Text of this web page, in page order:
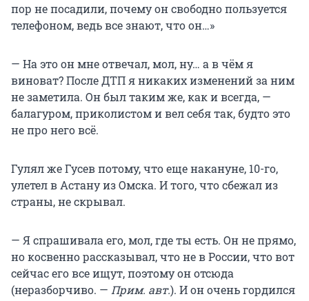
пор не посадили, почему он свободно пользуется
телефоном, ведь все знают, что он…»
— На это он мне отвечал, мол, ну… а в чём я
виноват? После ДТП я никаких изменений за ним
не заметила. Он был таким же, как и всегда, —
балагуром, приколистом и вел себя так, будто это
не про него всё.
Гулял же Гусев потому, что еще накануне, 10-го,
улетел в Астану из Омска. И того, что сбежал из
страны, не скрывал.
— Я спрашивала его, мол, где ты есть. Он не прямо,
но косвенно рассказывал, что не в России, что вот
сейчас его все ищут, поэтому он отсюда
(неразборчиво. — Прим. авт.). И он очень гордился